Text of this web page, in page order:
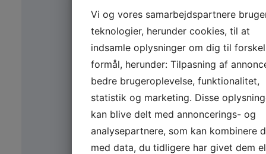
Vi og vores samarbejdspartnere
teknologier, herunder cookies, til at
indsamle oplysninger om dig til
formål, herunder: Tilpasning af
bedre brugeroplevelse, funktionalitet,
statistik og marketing. Disse
kan blive delt med annoncerings- og
analysepartnere, som kan kombinere
med data, du tidligere har givet dem